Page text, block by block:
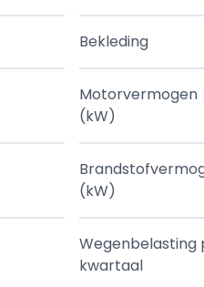
Bekleding
Motorvermogen
(kW)
(kW)
Wegenbelasting
kwartaal